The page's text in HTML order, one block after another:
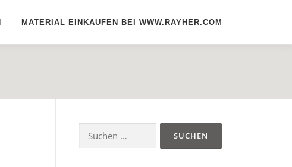
MATERIAL EINKAUFEN BEI WWW.RAYHER.COM
Suchen
nach: